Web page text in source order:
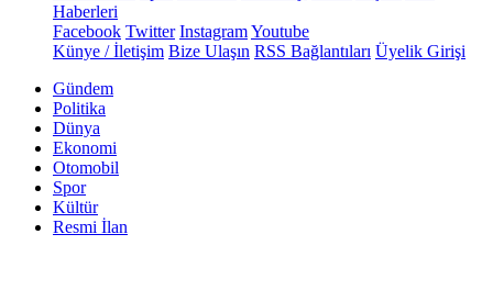
Haberleri
Facebook Twitter InstagramYoutube
Künye / İletişim Bize Ulaşın RSS Bağlantıları Üyelik Girişi
Gündem
Politika
Dünya
Ekonomi
Otomobil
Spor
Kültür
Resmi İlan